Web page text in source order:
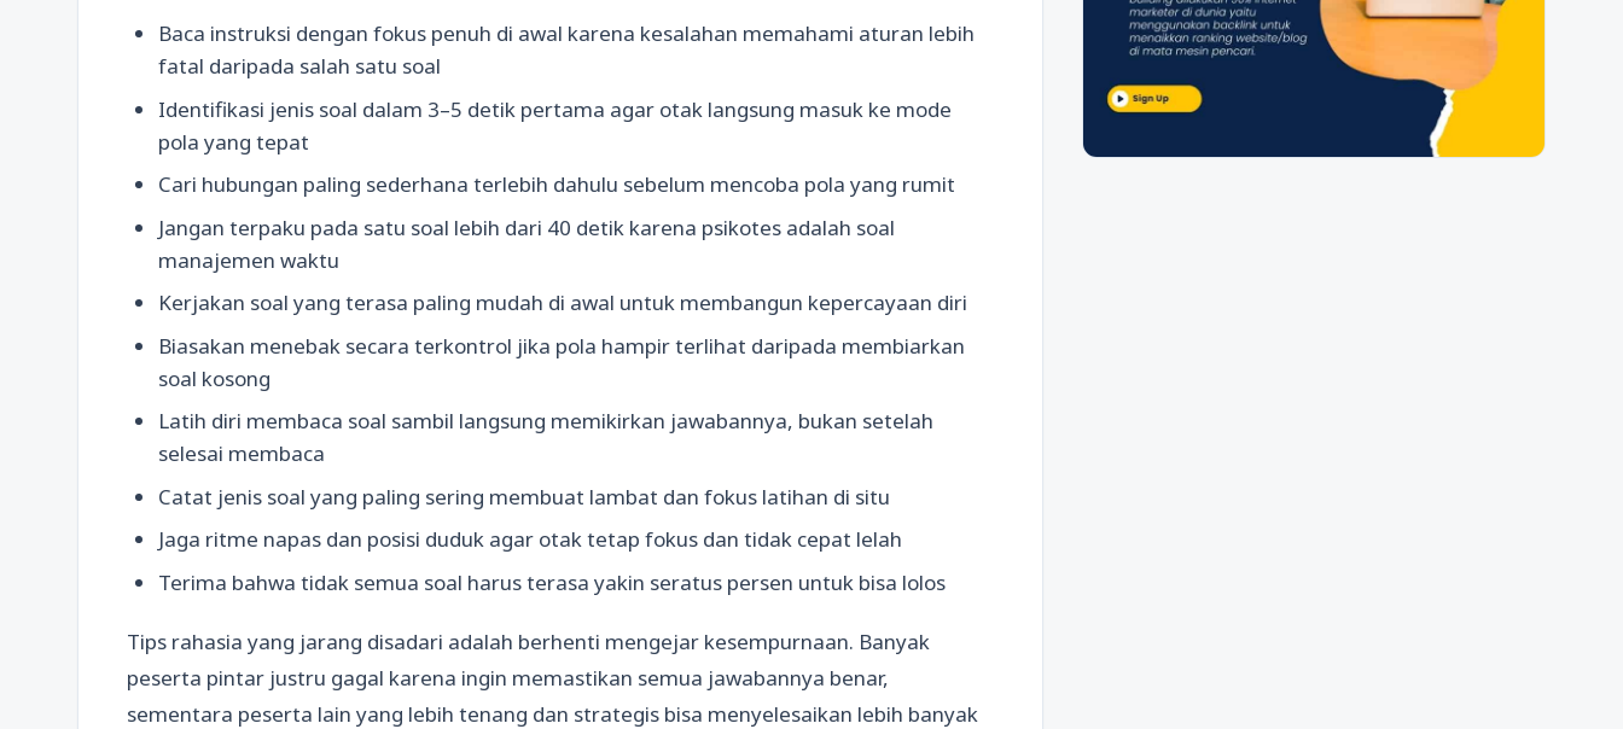
Baca instruksi dengan fokus penuh di awal karena kesalahan memahami aturan lebih
fatal daripada salah satu soal
Identifikasi jenis soal dalam 3–5 detik pertama agar otak langsung masuk ke mode
pola yang tepat
Cari hubungan paling sederhana terlebih dahulu sebelum mencoba pola yang rumit
Jangan terpaku pada satu soal lebih dari 40 detik karena psikotes adalah soal
manajemen waktu
Kerjakan soal yang terasa paling mudah di awal untuk membangun kepercayaan diri
Biasakan menebak secara terkontrol jika pola hampir terlihat daripada membiarkan
soal kosong
Latih diri membaca soal sambil langsung memikirkan jawabannya, bukan setelah
selesai membaca
Catat jenis soal yang paling sering membuat lambat dan fokus latihan di situ
Jaga ritme napas dan posisi duduk agar otak tetap fokus dan tidak cepat lelah
Terima bahwa tidak semua soal harus terasa yakin seratus persen untuk bisa lolos
Tips rahasia yang jarang disadari adalah berhenti mengejar kesempurnaan. Banyak
peserta pintar justru gagal karena ingin memastikan semua jawabannya benar,
sementara peserta lain yang lebih tenang dan strategis bisa menyelesaikan lebih banyak